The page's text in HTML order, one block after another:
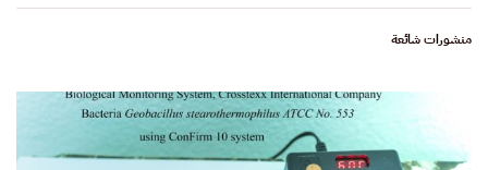
منشورات شائعة